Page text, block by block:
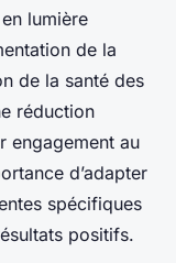
lumière
de la
de la santé des
réduction
engagement au
d’adapter
spécifiques
positifs.